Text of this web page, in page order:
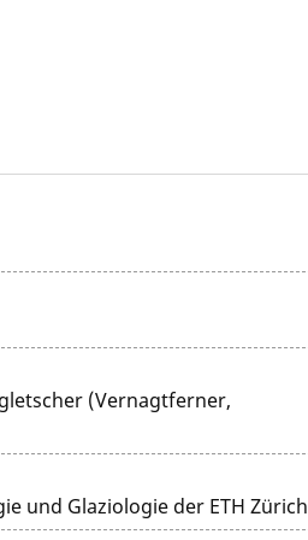
(Vernagtferner,
und Glaziologie der ETH Zürich